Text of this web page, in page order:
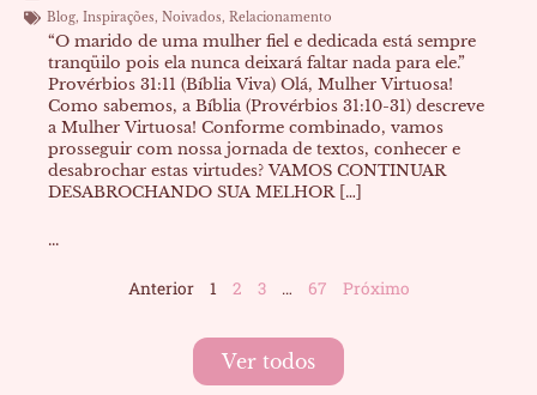
Blog, Inspirações, Noivados, Relacionamento
“O marido de uma mulher fiel e dedicada está sempre
tranqüilo pois ela nunca deixará faltar nada para ele.”
Provérbios 31:11 (Bíblia Viva) Olá, Mulher Virtuosa!
Como sabemos, a Bíblia (Provérbios 31:10-31) descreve
a Mulher Virtuosa! Conforme combinado, vamos
prosseguir com nossa jornada de textos, conhecer e
desabrochar estas virtudes? VAMOS CONTINUAR
DESABROCHANDO SUA MELHOR […]
...
Anterior 1 2 3 … 67 Próximo
Ver todos